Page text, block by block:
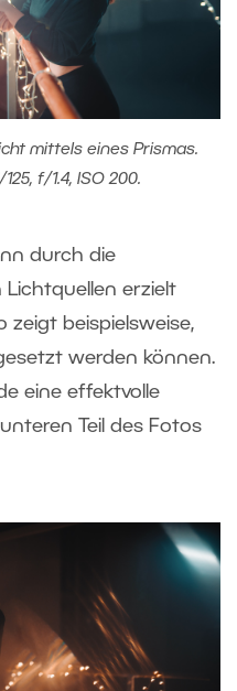
mittels eines Prismas.
f/1.4, ISO 200.
durch die
erzielt
zeigt beispielsweise,
werden können.
eine effektvolle
Teil des Fotos